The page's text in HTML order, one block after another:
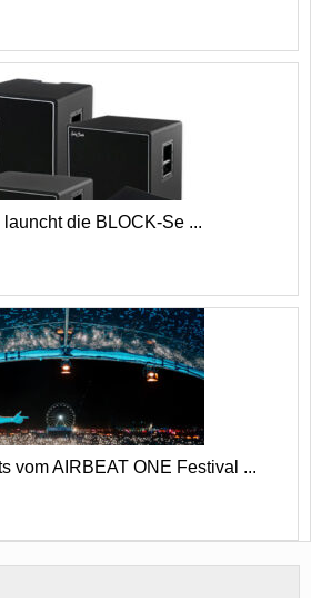
| Gretsch
Serie von Harley Benton | Thomann /
die BLOCK-Se ...
vom AIRBEAT ONE Festival ...